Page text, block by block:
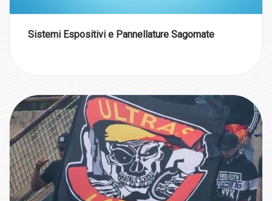
Sistemi Espositivi e Pannellature Sagomate